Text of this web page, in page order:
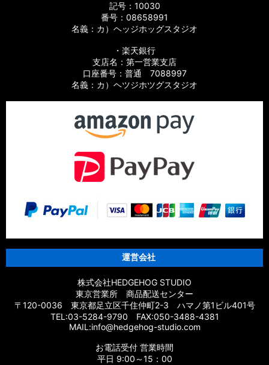
記号：10030
番号：08658991
名義：カ）ヘッジホッグスタジオ
・楽天銀行
支店名：第一営業支店
口座番号：普通 7088997
名義：カ）ヘツジホツグスタジオ
運営会社
株式会社HEDGEHOG STUDIO
東京営業所 商品配送センター
〒120-0036 東京都足立区千住仲町2-3 ハマノ第1ビル401号
TEL:03-5284-9790 FAX:050-3488-4381
MAIL:info@hedgehog-studio.com
お電話受付 営業時間
平日 9:00～15：00